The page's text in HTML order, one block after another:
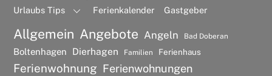
Urlaubs Tips
Ferienkalender Gastgeber
Allgemein Angebote Angeln Bad Doberan
Boltenhagen Dierhagen Familien Ferienhaus
Ferienwohnung Ferienwohnungen